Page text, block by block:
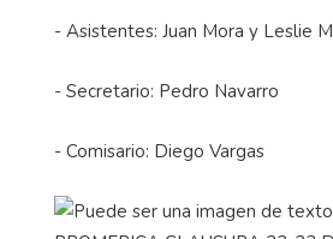
- Asistentes: Juan Mora y Leslie
- Secretario: Pedro Navarro
- Comisario: Diego Vargas